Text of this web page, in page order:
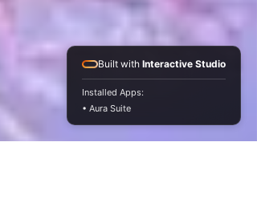
Built with Interactive Studio
Installed Apps:
• Aura Suite